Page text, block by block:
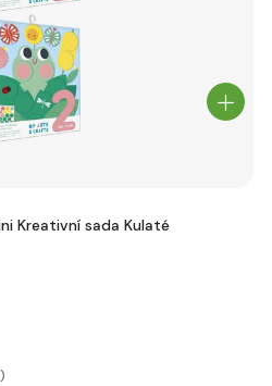
Kreativní sada Kulaté